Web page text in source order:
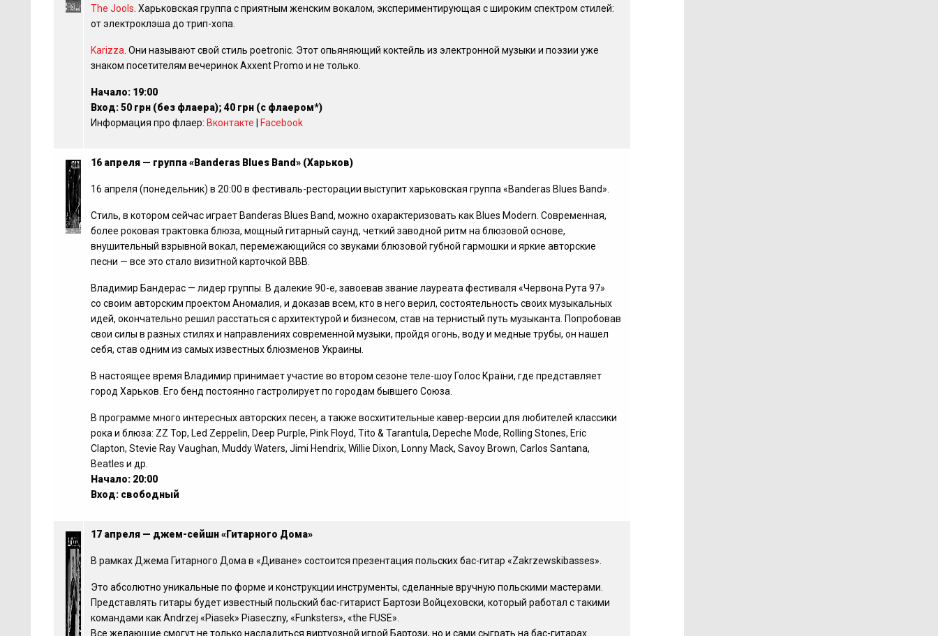
The Jools . Харьковская группа с приятным женским вокалом, экспериментирующая с широким спектром стилей:
от электроклэша до трип-хопа.
Karizza . Они называют свой стиль poetronic. Этот опьяняющий коктейль из электронной музыки и поэзии уже
знаком посетителям вечеринок Axxent Promo и не только.
Начало: 19:00
Вход: 50 грн (без флаера); 40 грн (с флаером*)
Информация про флаер: Вконтакте Facebook
16 апреля — группа «Banderas Blues Band» (Харьков)
16 апреля (понедельник) в 20:00 в фестиваль-ресторации выступит харьковская группа «Banderas Blues Band».
Стиль, в котором сейчас играет Banderas Blues Band, можно охарактеризовать как Blues Modern. Современная,
более роковая трактовка блюза, мощный гитарный саунд, четкий заводной ритм на блюзовой основе,
внушительный взрывной вокал, перемежающийся со звуками блюзовой губной гармошки и яркие авторские
песни — все это стало визитной карточкой ВВВ.
Владимир Бандерас — лидер группы. В далекие 90-е, завоевав звание лауреата фестиваля «Червона Рута 97»
со своим авторским проектом Аномалия, и доказав всем, кто в него верил, состоятельность своих музыкальных
идей, окончательно решил расстаться с архитектурой и бизнесом, став на тернистый путь музыканта. Попробовав
свои силы в разных стилях и направлениях современной музыки, пройдя огонь, воду и медные трубы, он нашел
себя, став одним из самых известных блюзменов Украины.
В настоящее время Владимир принимает участие во втором сезоне теле-шоу Голос Країни, где представляет
город Харьков. Его бенд постоянно гастролирует по городам бывшего Союза.
В программе много интересных авторских песен, а также восхитительные кавер-версии для любителей классики
рока и блюза: ZZ Top, Led Zeppelin, Deep Purple, Pink Floyd, Tito & Tarantula, Depeche Mode, Rolling Stones, Eric
Clapton, Stevie Ray Vaughan, Muddy Waters, Jimi Hendrix, Willie Dixon, Lonny Mack, Savoy Brown, Carlos Santana,
Beatles и др.
Начало: 20:00
Вход: свободный
17 апреля — джем-сейшн «Гитарного Дома»
В рамках Джема Гитарного Дома в «Диване» состоится презентация польских бас-гитар «Zakrzewskibasses».
Это абсолютно уникальные по форме и конструкции инструменты, сделанные вручную польскими мастерами.
Представлять гитары будет известный польский бас-гитарист Бартози Войцеховски, который работал с такими
командами как Andrzej «Piasek» Piaseczny, «Funksters», «the FUSE».
Все желающие смогут не только насладиться виртуозной игрой Бартози, но и сами сыграть на бас-гитарах